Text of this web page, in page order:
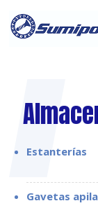
Estanterías
Gavetas